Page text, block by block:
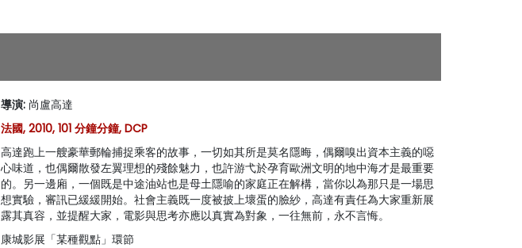
導演: 尚盧高達
法國, 2010, 101 分鐘分鐘, DCP
高達跑上一艘豪華郵輪捕捉乘客的故事，一切如其所是莫名隱晦，偶爾嗅出資本主義的噁
心味道，也偶爾散發左翼理想的殘餘魅力，也許游弋於孕育歐洲文明的地中海才是最重要
的。另一邊廂，一個既是中途油站也是母土隱喻的家庭正在解構，當你以為那只是一場思
想實驗，審訊已緩緩開始。社會主義既一度被披上壞蛋的臉紗，高達有責任為大家重新展
露其真容，並提醒大家，電影與思考亦應以真實為對象，一往無前，永不言悔。
康城影展「某種觀點」環節